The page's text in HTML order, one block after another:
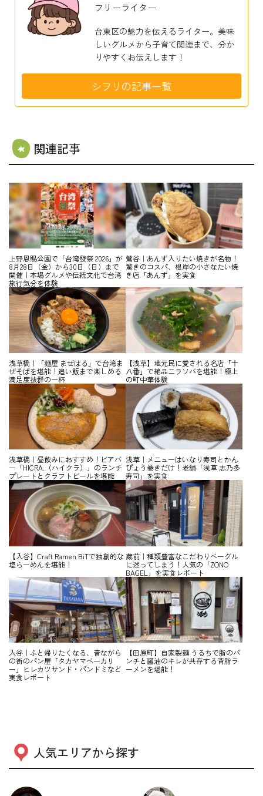
フリーライター
台東区の魅力を伝えるライター。美味
しいグルメから子育て関連まで、分か
りやすくお伝えします！
シヲリの記事一覧
関連記事
上野恩賜公園で「台湾發祭 2026」が
8月28日（金）から30日（日）まで
開催｜本場グルメや伝統文化で台湾
旅行気分を体験
鶯谷｜あんず入りたい焼きが名物！
驚きのコスパ、根岸の小さなたい焼
き店「あんず」を実食
浅草橋｜「麺屋 まぜはる」で台湾ま
ぜそばを堪能！追い飯まで楽しめる
満足度抜群の一杯
【浅草】地元民に愛される名店「十
八番」で絶品ニラソバを堪能！極上
の町中華体験
浅草橋｜昼飲みにおすすめ！ビアバ
ー「HICRA.（ハイクラ）」のランチ
プレートとクラフトビールを堪能
浅草｜メニューはいなり寿司とかん
ぴょう巻きだけ！老舗「浅草 志乃多
寿司」を実食
【入谷】Craft Ramen BiTで独創的な
塩らーめんを堪能！
蔵前｜種類豊富なこだわりベーグル
に迷ってしまう！人気の「ZONO
BAGEL」を実食レポート
入谷｜ふと帰りたくなる、昔ながら
の街のパン屋「タカヤマベーカリ
ー」ヒレカツサンド・パンドミなど
実食レポート
【田原町】自家製麺 うるちで脂のパ
ンチと醤油のキレが共存する背脂ラ
ーメンを堪能！
人気エリアから探す